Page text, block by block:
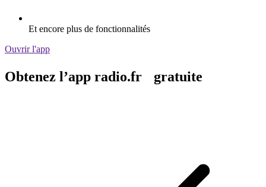
Et encore plus de fonctionnalités
Ouvrir l'app
Obtenez l’app radio.fr gratuite